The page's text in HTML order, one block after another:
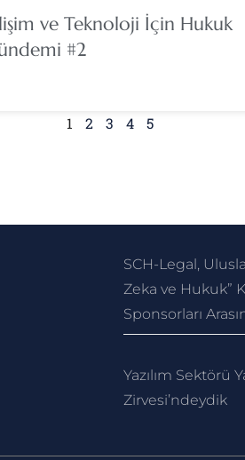
ve Teknoloji İçin Hukuk
#2
1 2 3 4 5
SCH-Legal,
Zeka ve Hukuk”
Sponsorları
Yazılım Sektörü
Zirvesi’ndeydik